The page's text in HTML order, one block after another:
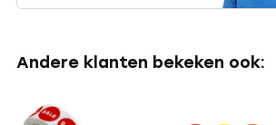
Andere klanten bekeken ook: